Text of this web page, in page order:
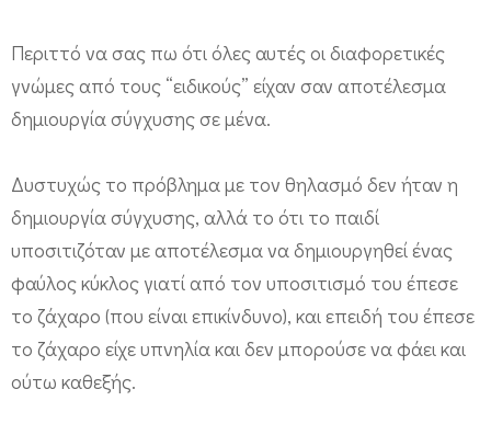
ι
ό
Περιττό να σας πω ότι όλες αυτές οι διαφορετικές
γνώμες από τους “ειδικούς” είχαν σαν αποτέλεσμα
δημιουργία σύγχυσης σε μένα.
Δυστυχώς το πρόβλημα με τον θηλασμό δεν ήταν η
δημιουργία σύγχυσης, αλλά το ότι το παιδί
υποσιτιζόταν με αποτέλεσμα να δημιουργηθεί ένας
φαύλος κύκλος γιατί από τον υποσιτισμό του έπεσε
το ζάχαρο (που είναι επικίνδυνο), και επειδή του έπεσε
το ζάχαρο είχε υπνηλία και δεν μπορούσε να φάει και
ούτω καθεξής.